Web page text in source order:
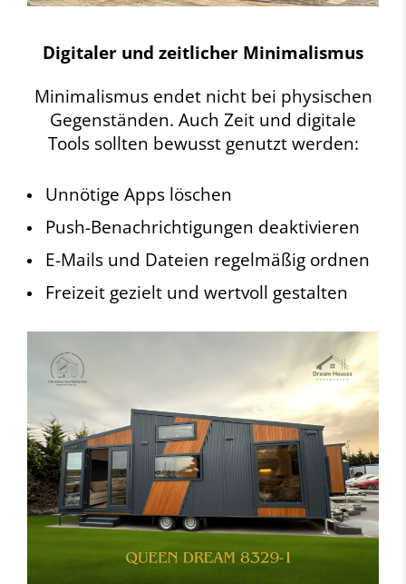
Digitaler und zeitlicher Minimalismus
Minimalismus endet nicht bei physischen
Gegenständen. Auch Zeit und digitale
Tools sollten bewusst genutzt werden:
Unnötige Apps löschen
Push-Benachrichtigungen deaktivieren
E-Mails und Dateien regelmäßig ordnen
Freizeit gezielt und wertvoll gestalten